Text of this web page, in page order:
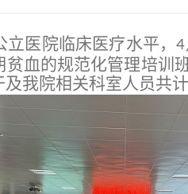
立医院临床医疗水平，4
贫血的规范化管理培训
及我院相关科室人员共